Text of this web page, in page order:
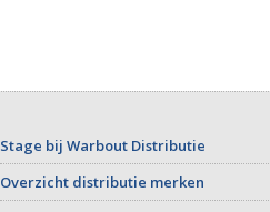
Stage bij Warbout Distributie
Overzicht distributie merken